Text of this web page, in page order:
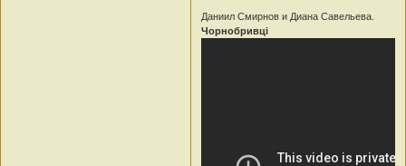
Даниил Смирнов и Диана Савельева.
Чорнобривцi